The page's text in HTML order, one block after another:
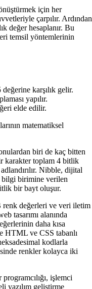
için her
çarpılır. Ardından
değer hesaplanır. Bu
temsil yöntemlerinin
karşılık gelir.
yapılır.
elde edilir.
matematiksel
biri de kaç bitten
karakter toplam 4 bitlik
Nibble, dijital
bilgi birimine verilen
bir bayt oluşur.
renk değerleri ve veri iletim
tasarımı alanında
daha kısa
HTML ve CSS tabanlı
kodlarla
renkler kolayca iki
işlemci
yazılım geliştirme